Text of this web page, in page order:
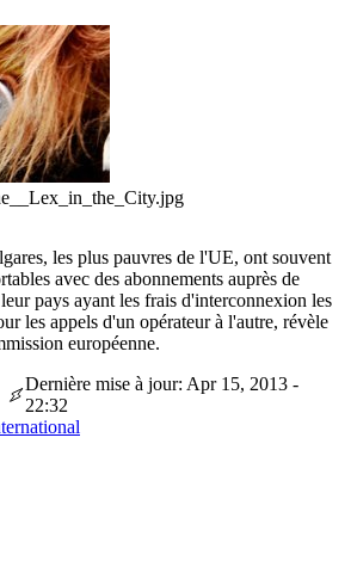
les plus pauvres de l'UE, ont souvent
avec des abonnements auprès de
pays ayant les frais d'interconnexion les
les appels d'un opérateur à l'autre, révèle
européenne.
Dernière mise à jour: Apr 15, 2013 -
22:32